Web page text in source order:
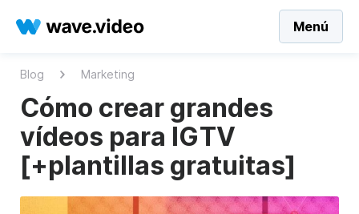
Menú
Blog Marketing
Cómo crear grandes
vídeos para IGTV
[+plantillas gratuitas]